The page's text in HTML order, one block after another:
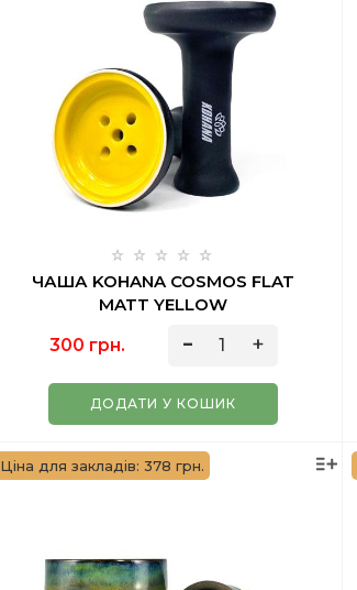
ЧАША KOHANA COSMOS FLAT
MATT YELLOW
300 грн.
ДОДАТИ У КОШИК
Ціна для закладів: 378 грн.